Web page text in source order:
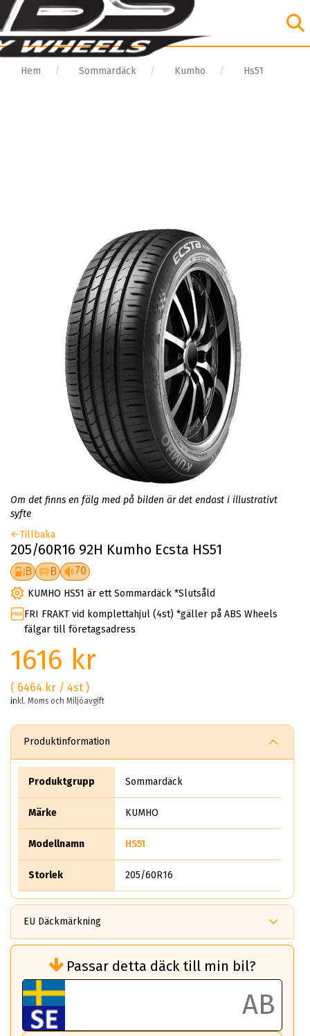
Hem Sommardäck Kumho Hs51
Om det finns en fälg med på bilden är det endast i illustrativt
syfte
Tillbaka
205/60R16 92H Kumho Ecsta HS51
B B 70
KUMHO HS51 är ett Sommardäck *Slutsåld
FRI FRAKT vid komplettahjul (4st) *gäller på ABS Wheels
fälgar till företagsadress
1616 kr
( 6464 kr / 4st )
inkl. Moms och Miljöavgift
Produktinformation
Produktgrupp Sommardäck
Märke KUMHO
Modellnamn HS51
Storlek 205/60R16
EU Däckmärkning
bränsleförbrukningen)
Det ska vara en betygsskala från klass A
till G för rullmotstånd.
Ett klass A däck kommer ha 6,5% bättre
bränsleförbrukning än ett klass G däck.
Passar detta däck till min bil?